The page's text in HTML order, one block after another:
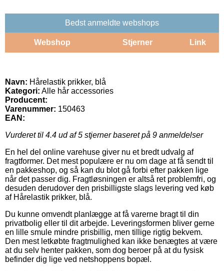
Bedst anmeldte webshops
Webshop Stjerner Link
Navn: Hårelastik prikker, blå
Kategori: Alle hår accessories
Producent:
Varenummer: 150463
EAN:
Vurderet til 4.4 ud af 5 stjerner baseret på 9 anmeldelser
En hel del online varehuse giver nu et bredt udvalg af
fragtformer. Det mest populære er nu om dage at få sendt til
en pakkeshop, og så kan du blot gå forbi efter pakken lige
når det passer dig. Fragtløsningen er altså ret problemfri, og
desuden derudover den prisbilligste slags levering ved køb
af Hårelastik prikker, blå.
Du kunne omvendt planlægge at få varerne bragt til din
privatbolig eller til dit arbejde. Leveringsformen bliver gerne
en lille smule mindre prisbillig, men tillige rigtig bekvem.
Den mest letkøbte fragtmulighed kan ikke benægtes at være
at du selv henter pakken, som dog beroer på at du fysisk
befinder dig lige ved netshoppens bopæl.